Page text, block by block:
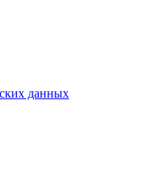
данных